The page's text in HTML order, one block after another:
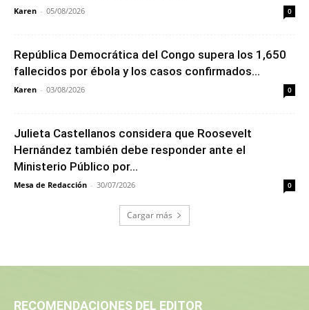
Karen - 05/08/2026 0
República Democrática del Congo supera los 1,650
fallecidos por ébola y los casos confirmados...
Karen - 03/08/2026 0
Julieta Castellanos considera que Roosevelt
Hernández también debe responder ante el
Ministerio Público por...
Mesa de Redacción - 30/07/2026 0
Cargar más
RECOMENDACIONES DEL EDITOR